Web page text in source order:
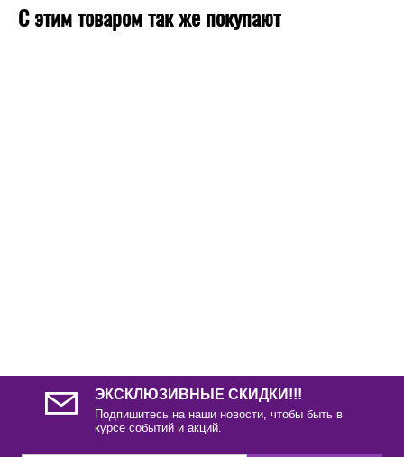
С этим товаром так же покупают
ЭКСКЛЮЗИВНЫЕ СКИДКИ!!!
Подпишитесь на наши новости, чтобы быть в
курсе событий и акций.